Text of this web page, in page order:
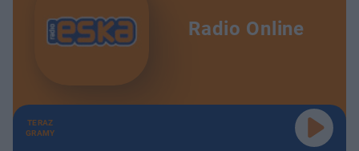
Radio Online
TERAZ
GRAMY